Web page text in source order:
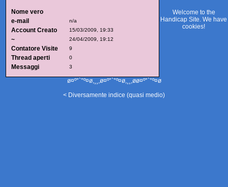
Nome vero
e-mail
n/a
Account Creato 15/03/2009, 19:33
~ 24/04/2009, 19:12
Contatore Visite 9
Thread aperti 0
Messaggi 3
Welcome to the
Handicap Site. We have
cookies!
ø¤º°`°º¤ø,¸¸,ø¤º°`°º¤ø,¸¸,øø¤º°`°º¤ø
< Diversamente indice (quasi medio)